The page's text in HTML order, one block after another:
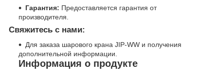
Гарантия: Предоставляется гарантия от
производителя.
Свяжитесь с нами:
Для заказа шарового крана JIP-WW и получения
дополнительной информации.
Информация о продукте